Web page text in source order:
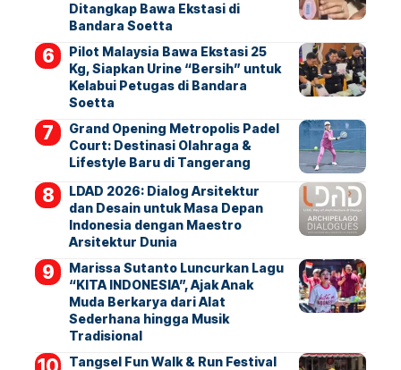
Ditangkap Bawa Ekstasi di
Bandara Soetta
Pilot Malaysia Bawa Ekstasi 25
Kg, Siapkan Urine “Bersih” untuk
Kelabui Petugas di Bandara
Soetta
Grand Opening Metropolis Padel
Court: Destinasi Olahraga &
Lifestyle Baru di Tangerang
LDAD 2026: Dialog Arsitektur
dan Desain untuk Masa Depan
Indonesia dengan Maestro
Arsitektur Dunia
Marissa Sutanto Luncurkan Lagu
“KITA INDONESIA”, Ajak Anak
Muda Berkarya dari Alat
Sederhana hingga Musik
Tradisional
Tangsel Fun Walk & Run Festival